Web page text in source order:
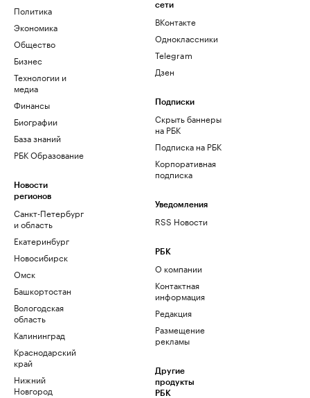
Политика
Экономика
Общество
Бизнес
Технологии и
медиа
Финансы
Биографии
База знаний
РБК Образование
Новости
регионов
Санкт-Петербург
и область
Екатеринбург
Новосибирск
Омск
Башкортостан
Вологодская
область
Калининград
Краснодарский
край
Нижний
Новгород
сети
ВКонтакте
Одноклассники
Telegram
Дзен
Подписки
Скрыть баннеры
на РБК
Подписка на РБК
Корпоративная
подписка
Уведомления
RSS Новости
РБК
О компании
Контактная
информация
Редакция
Размещение
рекламы
Другие
продукты
РБК